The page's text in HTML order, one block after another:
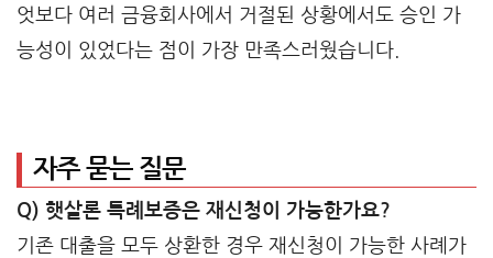
엇보다 여러 금융회사에서 거절된 상황에서도 승인 가
능성이 있었다는 점이 가장 만족스러웠습니다.
자주 묻는 질문
Q) 햇살론 특례보증은 재신청이 가능한가요?
기존 대출을 모두 상환한 경우 재신청이 가능한 사례가